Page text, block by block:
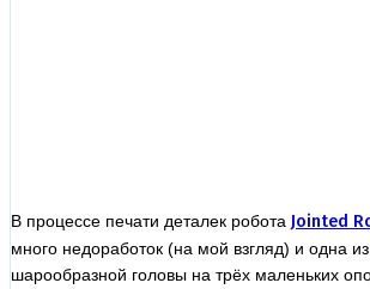
В процессе печати деталек робота Jointed
много недоработок (на мой взгляд) и одна
шарообразной головы на трёх маленьких